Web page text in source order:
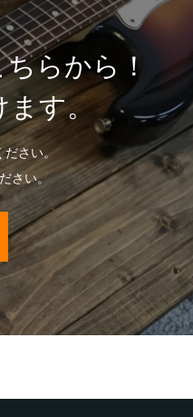
らから！
ます。
ださい。
さい。